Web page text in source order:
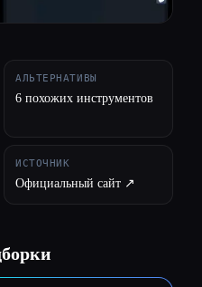
АЛЬТЕРНАТИВЫ
6 похожих инструментов
ИСТОЧНИК
Официальный сайт ↗︎